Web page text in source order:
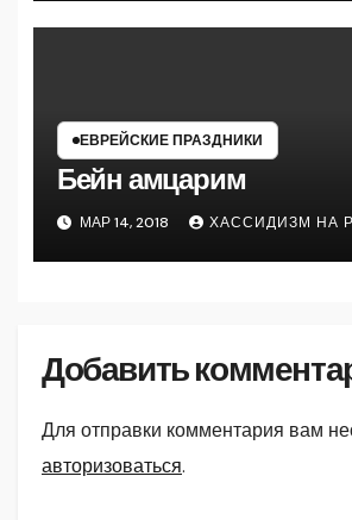
ЕВРЕЙСКИЕ ПРАЗДНИКИ
Бейн амцарим
МАР 14, 2018 ХАССИДИЗМ НА
Добавить
Для отправки комментария вам
авторизоваться.